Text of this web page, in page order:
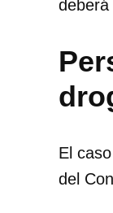
deberá
El
del